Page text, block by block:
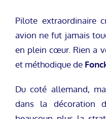
Pilote extraordinaire
avion ne fut jamais
en plein cœur. Rien a
et méthodique de
Du coté allemand,
dans la décoration